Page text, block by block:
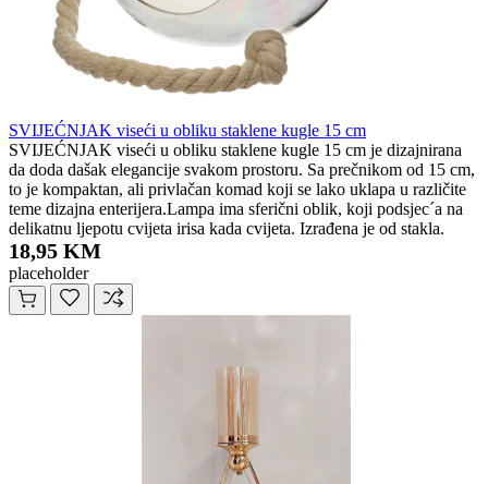
SVIJEĆNJAK viseći u obliku staklene kugle 15 cm
SVIJEĆNJAK viseći u obliku staklene kugle 15 cm je dizajnirana
da doda dašak elegancije svakom prostoru. Sa prečnikom od 15 cm,
to je kompaktan, ali privlačan komad koji se lako uklapa u različite
teme dizajna enterijera.Lampa ima sferični oblik, koji podsjec´a na
delikatnu ljepotu cvijeta irisa kada cvijeta. Izrađena je od stakla.
18,95 KM
placeholder